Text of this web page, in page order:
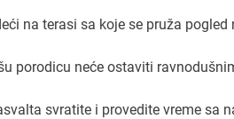
na terasi sa koje se pruža
porodicu neće ostaviti
svratite i provedite vreme sa